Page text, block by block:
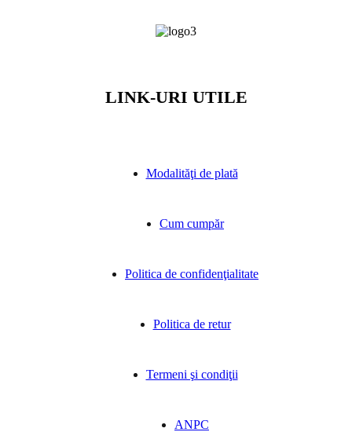
LINK-URI UTILE
Modalităţi de plată
Cum cumpăr
Politica de confidenţialitate
Politica de retur
Termeni şi condiţii
ANPC